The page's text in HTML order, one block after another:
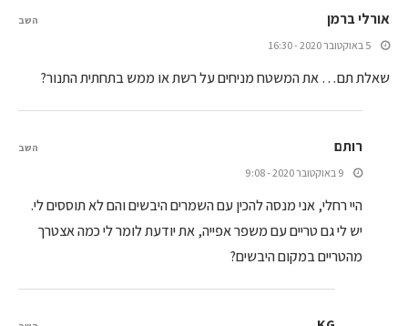
אורלי ברמן
5 באוקטובר 2020 - 16:30
שאלת תם… את המשטח מניחים על רשת או ממש בתחתית התנור?
השב
רותם
9 באוקטובר 2020 - 9:08
היי רחלי, אני מנסה להכין עם השמרים היבשים והם לא תוססים לי.
יש לי גם טריים עם משפר אפייה, את יודעת לומר לי כמה אצטרך
מהטריים במקום היבשים?
השב